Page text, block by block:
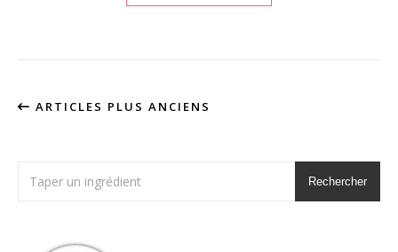
ARTICLES PLUS ANCIENS
Rechercher